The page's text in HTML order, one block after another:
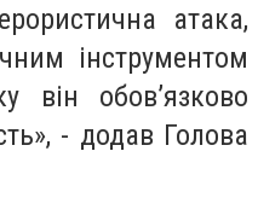
атака,
інструментом
він обов’язково
- додав Голова